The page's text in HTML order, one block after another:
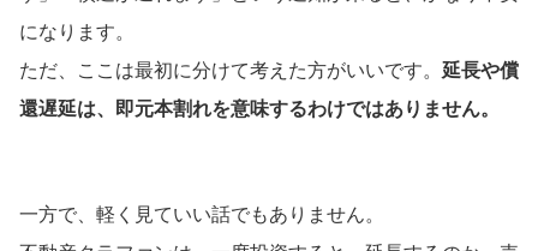
になります。
ただ、ここは最初に分けて考えた方がいいです。 延長や償
還遅延は、即元本割れを意味するわけではありません。
一方で、軽く見ていい話でもありません。